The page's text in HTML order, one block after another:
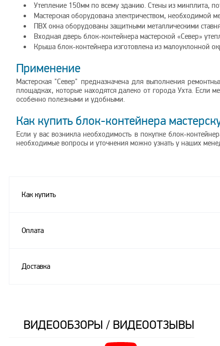
Утепление 150мм по всему зданию. Стены из минплита,
Мастерская оборудована электричеством, необходимой
ПВХ окна оборудованы защитными металлическими
Входная дверь блок-контейнера мастерской «Север»
Крыша блок-контейнера изготовлена из малоуклонной
Применение
Мастерская "Север" предназначена для выполнения
площадках, которые находятся далеко от города Ухта. Если
особенно полезными и удобными.
Как купить блок-контейнера
Если у вас возникла необходимость в покупке блок-
необходимые вопросы и уточнения можно узнать у наших
Как купить
Оплата
Доставка
ВИДЕООБЗОРЫ / ВИДЕООТЗЫВЫ